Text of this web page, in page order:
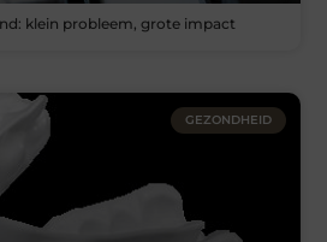
klein probleem, grote impact
GEZONDHEID